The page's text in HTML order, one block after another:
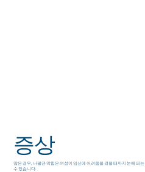
증상
많은 경우, 나팔관 막힘은 여성이 임신에 어려움을 겪을 때까지 눈에 띄
수 있습니다.